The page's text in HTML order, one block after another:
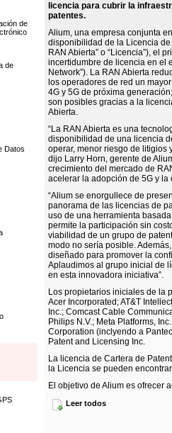
de
de
Datos
licencia para cubrir la
patentes.
Alium, una empresa conjunta
disponibilidad de la Licencia de
RAN Abierta” o “Licencia”), el
incertidumbre de licencia en el
Network”). La RAN Abierta
los operadores de red un
4G y 5G de próxima
son posibles gracias a la
Abierta.
“La RAN Abierta es una
disponibilidad de una licencia
operar, menor riesgo de litigios
dijo Larry Horn, gerente de
crecimiento del mercado de
acelerar la adopción de 5G y la
“Alium se enorgullece de
panorama de las licencias de
uso de una herramienta
permite la participación sin
viabilidad de un grupo de
modo no sería posible.
diseñado para promover la
Aplaudimos al grupo inicial de
en esta innovadora iniciativa”.
Los propietarios iniciales de la
Acer Incorporated; AT&T
Inc.; Comcast Cable
Philips N.V.; Meta Platforms,
Corporation (inclyendo a
Patent and Licensing Inc.
La licencia de Cartera de
la Licencia se pueden encontrar
El objetivo de Alium es ofrecer
licencia. Por lo tanto, Alium da
Leer todos